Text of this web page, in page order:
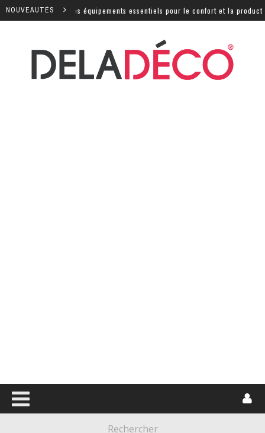
NOUVEAUTÉS
: quels sont les équipements essentiels pour le confort et la